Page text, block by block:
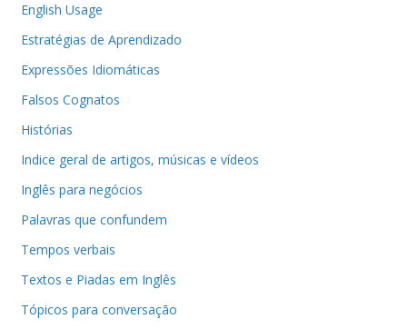
English Usage
Estratégias de Aprendizado
Expressões Idiomáticas
Falsos Cognatos
Histórias
Indice geral de artigos, músicas e vídeos
Inglês para negócios
Palavras que confundem
Tempos verbais
Textos e Piadas em Inglês
Tópicos para conversação